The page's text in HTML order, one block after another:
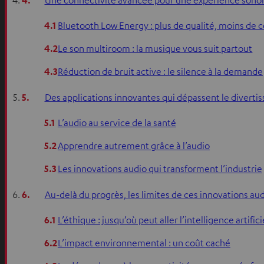
4.1 Bluetooth Low Energy : plus de qualité, moins de
4.2Le son multiroom : la musique vous suit partout
4.3Réduction de bruit active : le silence à la demande
5. Des applications innovantes qui dépassent le
5.1 L’audio au service de la santé
5.2Apprendre autrement grâce à l’audio
5.3 Les innovations audio qui transforment l’industrie
6. Au-delà du progrès, les limites de ces innovations
6.1 L’éthique : jusqu’où peut aller l’intelligence
6.2L’impact environnemental : un coût caché